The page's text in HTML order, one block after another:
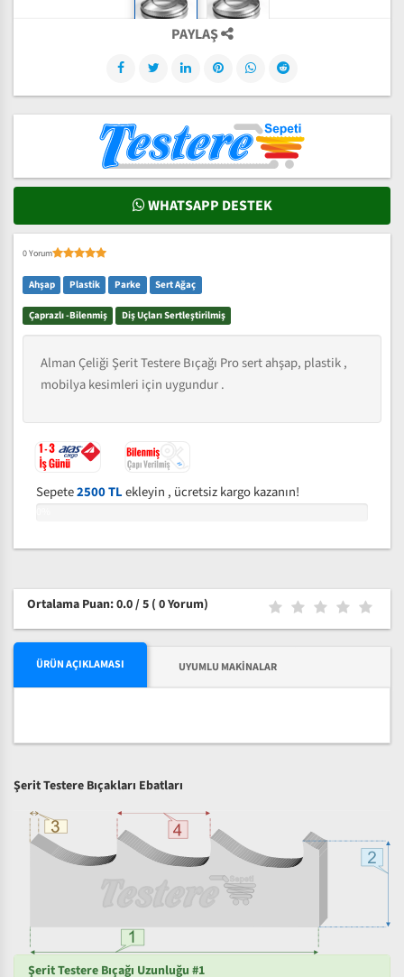
PAYLAŞ
WHATSAPP DESTEK
0 Yorum
Ahşap Plastik Parke Sert Ağaç
Çaprazlı -Bilenmiş Diş Uçları Sertleştirilmiş
Alman Çeliği Şerit Testere Bıçağı Pro sert ahşap, plastik ,
mobilya kesimleri için uygundur .
Sepete2500 TLekleyin , ücretsiz kargo kazanın!
Ortalama Puan: 0.0 / 5 ( 0 Yorum)
ÜRÜN AÇIKLAMASI UYUMLU MAKINALAR
Şerit Testere Bıçakları Ebatları
Şerit Testere Bıçağı Uzunluğu #1